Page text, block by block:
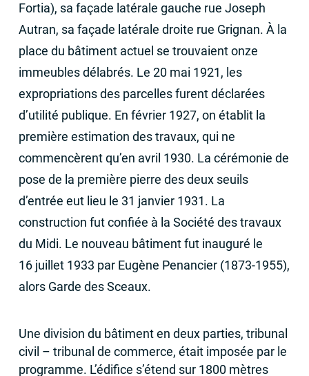
Fortia), sa façade latérale gauche rue Joseph
Autran, sa façade latérale droite rue Grignan. À la
place du bâtiment actuel se trouvaient onze
immeubles délabrés. Le 20 mai 1921, les
expropriations des parcelles furent déclarées
d’utilité publique. En février 1927, on établit la
première estimation des travaux, qui ne
commencèrent qu’en avril 1930. La cérémonie de
pose de la première pierre des deux seuils
d’entrée eut lieu le 31 janvier 1931. La
construction fut confiée à la Société des travaux
du Midi. Le nouveau bâtiment fut inauguré le
16 juillet 1933 par Eugène Penancier (1873-1955),
alors Garde des Sceaux.
Une division du bâtiment en deux parties, tribunal
civil – tribunal de commerce, était imposée par le
programme. L’édifice s’étend sur 1800 mètres